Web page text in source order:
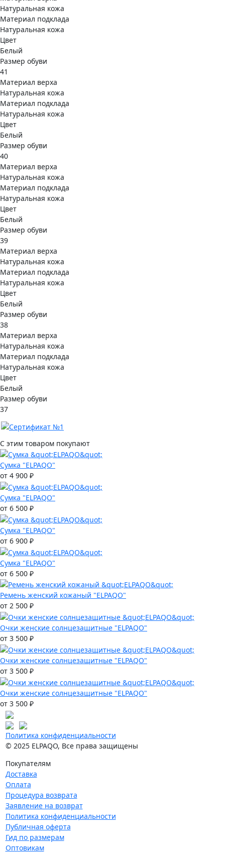
Натуральная кожа
Материал подклада
Натуральная кожа
Цвет
Белый
Размер обуви
41
Материал верха
Натуральная кожа
Материал подклада
Натуральная кожа
Цвет
Белый
Размер обуви
40
Материал верха
Натуральная кожа
Материал подклада
Натуральная кожа
Цвет
Белый
Размер обуви
39
Материал верха
Натуральная кожа
Материал подклада
Натуральная кожа
Цвет
Белый
Размер обуви
38
Материал верха
Натуральная кожа
Материал подклада
Натуральная кожа
Цвет
Белый
Размер обуви
37
С этим товаром покупают
Сумка "ELPAQO"
от 4 900 ₽
Сумка "ELPAQO"
от 6 500 ₽
Сумка "ELPAQO"
от 6 900 ₽
Сумка "ELPAQO"
от 6 500 ₽
Ремень женский кожаный "ELPAQO"
от 2 500 ₽
Очки женские солнцезащитные "ELPAQO"
от 3 500 ₽
Очки женские солнцезащитные "ELPAQO"
от 3 500 ₽
Очки женские солнцезащитные "ELPAQO"
от 3 500 ₽
Политика конфиденциальности
© 2025 ELPAQO, Все права защищены
Покупателям
Доставка
Оплата
Процедура возврата
Заявление на возврат
Политика конфиденциальности
Публичная оферта
Гид по размерам
Оптовикам